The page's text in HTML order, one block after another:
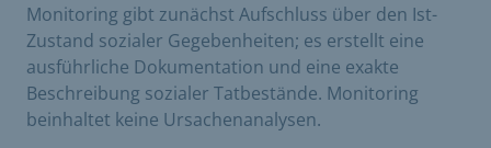
Monitoring gibt zunächst Aufschluss über den Ist-
Zustand sozialer Gegebenheiten; es erstellt eine
ausführliche Dokumentation und eine exakte
Beschreibung sozialer Tatbestände. Monitoring
beinhaltet keine Ursachenanalysen.